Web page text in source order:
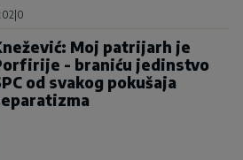
0
Moj patrijarh je
- braniću jedinstvo
od svakog pokušaja